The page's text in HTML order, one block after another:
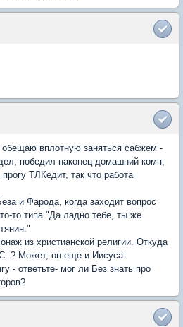
вплотную заняться сабжем -
победил наконец домашний комп,
ТЛКедит, так что работа
и Фарода, когда заходит вопрос
то типа "Да ладно тебе, ты же
из христианской религии. Откуда
? Может, он еще и Иисуса
- ответьте- мог ли Без знать про